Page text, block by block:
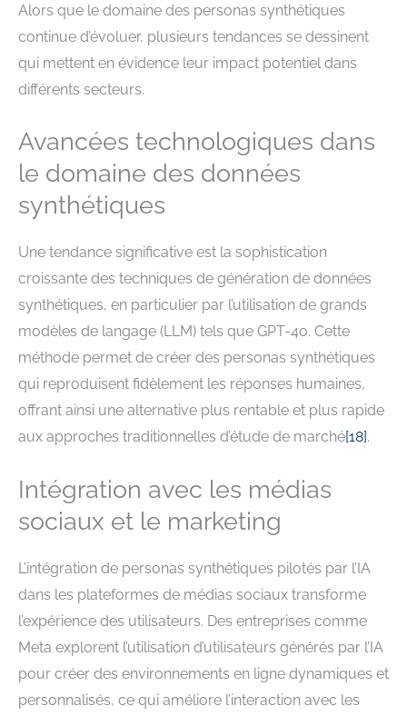
Alors que le domaine des personas synthétiques
continue d’évoluer, plusieurs tendances se dessinent
qui mettent en évidence leur impact potentiel dans
différents secteurs.
Avancées technologiques dans
le domaine des données
synthétiques
Une tendance significative est la sophistication
croissante des techniques de génération de données
synthétiques, en particulier par l’utilisation de grands
modèles de langage (LLM) tels que GPT-4o. Cette
méthode permet de créer des personas synthétiques
qui reproduisent fidèlement les réponses humaines,
offrant ainsi une alternative plus rentable et plus rapide
aux approches traditionnelles d’étude de marché[18].
Intégration avec les médias
sociaux et le marketing
L’intégration de personas synthétiques pilotés par l’IA
dans les plateformes de médias sociaux transforme
l’expérience des utilisateurs. Des entreprises comme
Meta explorent l’utilisation d’utilisateurs générés par l’IA
pour créer des environnements en ligne dynamiques et
personnalisés, ce qui améliore l’interaction avec les